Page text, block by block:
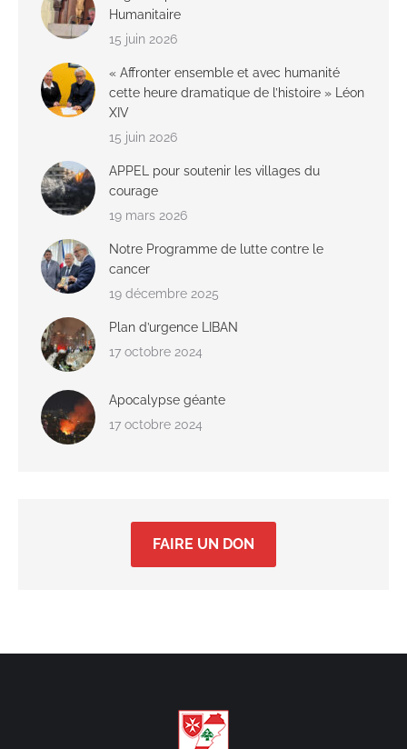
Humanitaire
15 juin 2026
« Affronter ensemble et avec humanité
cette heure dramatique de l’histoire » Léon
XIV
15 juin 2026
APPEL pour soutenir les villages du
courage
19 mars 2026
Notre Programme de lutte contre le
cancer
19 décembre 2025
Plan d’urgence LIBAN
17 octobre 2024
Apocalypse géante
17 octobre 2024
FAIRE UN DON